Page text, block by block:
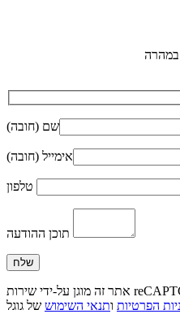
במהרה
שם (חובה)
אימייל (חובה)
הפרטיות ותנאי השימוש